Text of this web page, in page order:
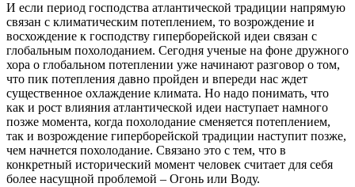
И если период господства атлантической традиции напрямую
связан с климатическим потеплением, то возрождение и
восхождение к господству гиперборейской идеи связан с
глобальным похолоданием. Сегодня ученые на фоне дружного
хора о глобальном потеплении уже начинают разговор о том,
что пик потепления давно пройден и впереди нас ждет
существенное охлаждение климата. Но надо понимать, что
как и рост влияния атлантической идеи наступает намного
позже момента, когда похолодание сменяется потеплением,
так и возрождение гиперборейской традиции наступит позже,
чем начнется похолодание. Связано это с тем, что в
конкретный исторический момент человек считает для себя
более насущной проблемой – Огонь или Воду.